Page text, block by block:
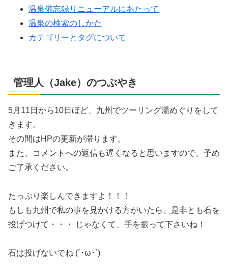
温泉備忘録リニューアルにあたって
温泉の検索のしかた
カテゴリーとタグについて
管理人（Jake）のつぶやき
5月11日から10日ほど、九州でツーリング湯めぐりをして
きます。
その間はHPの更新が滞ります。
また、コメントへの返信も遅くなると思いますので、予め
ご了承ください。
たっぷり楽しんできますよ！！！
もしも九州で私の事を見かける方がいたら、是非とも石を
投げつけて・・・ じゃなくて、手を振って下さいね！
石は投げないでね (´･ω･`)